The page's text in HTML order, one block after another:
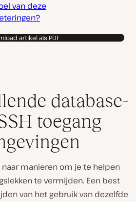
van deze
artikel als PDF
database-
toegang
naar manieren om je te helpen
te vermijden. Een best
van het gebruik van dezelfde